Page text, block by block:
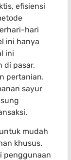
efisiensi
hari
ini hanya
ini
di pasar,
pertanian.
sayur
mudah
khusus.
penggunaan